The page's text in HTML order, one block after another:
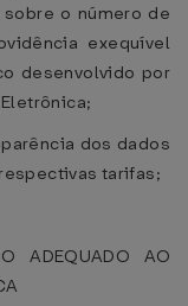
o número de
exequível
desenvolvido por
dos dados
tarifas;
ADEQUADO AO